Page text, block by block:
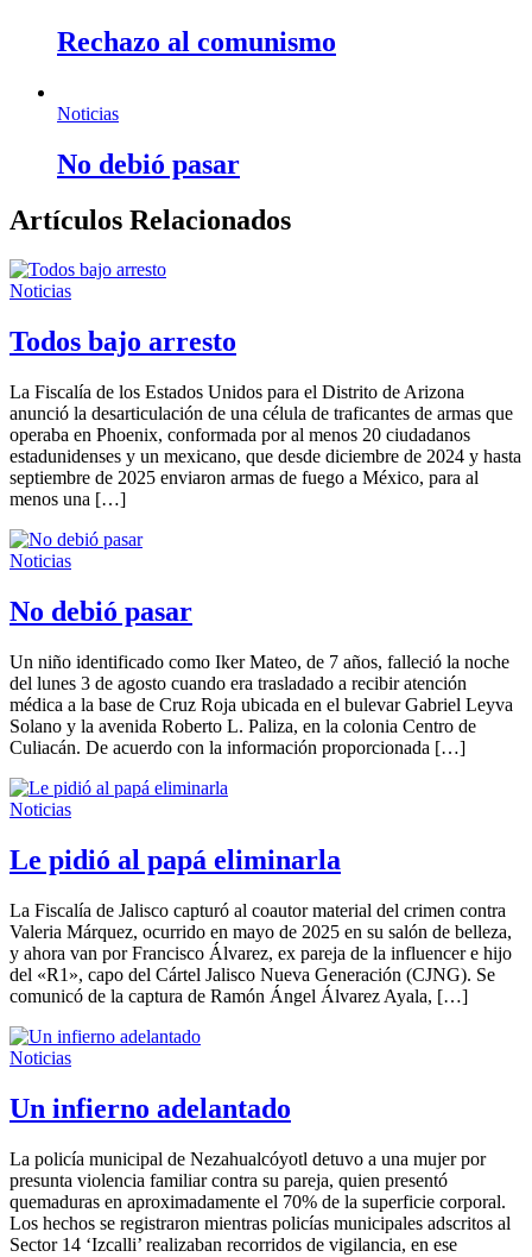
Rechazo al comunismo
Noticias
No debió pasar
Artículos Relacionados
Noticias
Todos bajo arresto
La Fiscalía de los Estados Unidos para el Distrito de Arizona
anunció la desarticulación de una célula de traficantes de armas que
operaba en Phoenix, conformada por al menos 20 ciudadanos
estadunidenses y un mexicano, que desde diciembre de 2024 y hasta
septiembre de 2025 enviaron armas de fuego a México, para al
menos una […]
Noticias
No debió pasar
Un niño identificado como Iker Mateo, de 7 años, falleció la noche
del lunes 3 de agosto cuando era trasladado a recibir atención
médica a la base de Cruz Roja ubicada en el bulevar Gabriel Leyva
Solano y la avenida Roberto L. Paliza, en la colonia Centro de
Culiacán. De acuerdo con la información proporcionada […]
Noticias
Le pidió al papá eliminarla
La Fiscalía de Jalisco capturó al coautor material del crimen contra
Valeria Márquez, ocurrido en mayo de 2025 en su salón de belleza,
y ahora van por Francisco Álvarez, ex pareja de la influencer e hijo
del «R1», capo del Cártel Jalisco Nueva Generación (CJNG). Se
comunicó de la captura de Ramón Ángel Álvarez Ayala, […]
Noticias
Un infierno adelantado
La policía municipal de Nezahualcóyotl detuvo a una mujer por
presunta violencia familiar contra su pareja, quien presentó
quemaduras en aproximadamente el 70% de la superficie corporal.
Los hechos se registraron mientras policías municipales adscritos al
Sector 14 ‘Izcalli’ realizaban recorridos de vigilancia, en ese